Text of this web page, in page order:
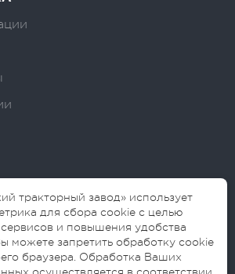
тракторный завод» использует
для сбора cookie с целью
и повышения удобства
можете запретить обработку cookie
браузера. Обработка Ваших